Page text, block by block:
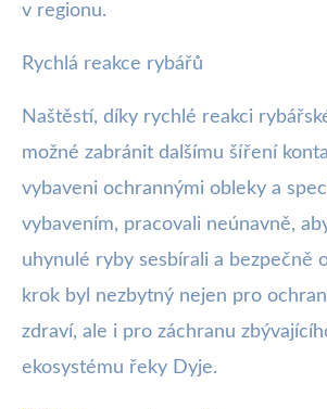
v regionu.
Rychlá reakce rybářů
Naštěstí, díky rychlé reakci
možné zabránit dalšímu šíření
vybaveni ochrannými obleky a
vybavením, pracovali neúnavně,
uhynulé ryby sesbírali a bezpečně
krok byl nezbytný nejen pro
zdraví, ale i pro záchranu
ekosystému řeky Dyje.